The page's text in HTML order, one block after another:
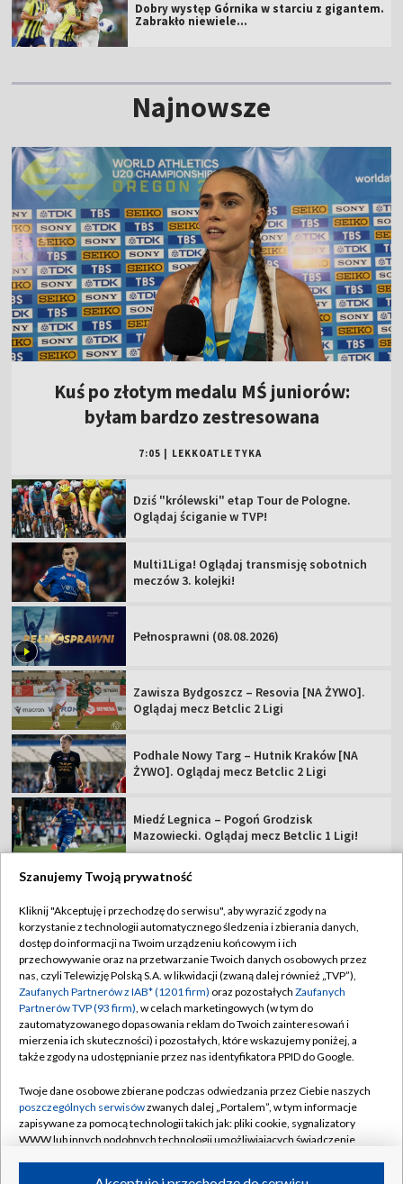
Dobry występ Górnika w starciu z gigantem.
Zabrakło niewiele...
Najnowsze
Kuś po złotym medalu MŚ juniorów:
byłam bardzo zestresowana
7:05 | LEKKOATLETYKA
Dziś "królewski" etap Tour de Pologne.
Oglądaj ściganie w TVP!
Multi1Liga! Oglądaj transmisję sobotnich
meczów 3. kolejki!
Pełnosprawni (08.08.2026)
Zawisza Bydgoszcz – Resovia [NA ŻYWO].
Oglądaj mecz Betclic 2 Ligi
Podhale Nowy Targ – Hutnik Kraków [NA
ŻYWO]. Oglądaj mecz Betclic 2 Ligi
Miedź Legnica – Pogoń Grodzisk
Mazowiecki. Oglądaj mecz Betclic 1 Ligi!
TVP
Abonament TVP
Sklep TVP
Biuro Reklamy
Oferta Handlowa
Emisja w TVP
Rada Programowa
Ogłoszenia przetargowe
Regulamin TVP
Polityka prywatności
Moje zgody
Biuro reklamy
Kanały
©2026 Telewizja Polska Spółka Akcyjna w likwidacji
Szanujemy Twoją prywatność
Kliknij "Akceptuję i przechodzę do serwisu", aby wyrazić zgody na
korzystanie z technologii automatycznego śledzenia i zbierania danych,
dostęp do informacji na Twoim urządzeniu końcowym i ich
przechowywanie oraz na przetwarzanie Twoich danych osobowych przez
nas, czyli Telewizję Polską S.A. w likwidacji (zwaną dalej również „TVP”),
Zaufanych Partnerów z IAB* (1201 firm) oraz pozostałych Zaufanych
Partnerów TVP (93 firm), w celach marketingowych (w tym do
zautomatyzowanego dopasowania reklam do Twoich zainteresowań i
mierzenia ich skuteczności) i pozostałych, które wskazujemy poniżej, a
także zgody na udostępnianie przez nas identyfikatora PPID do Google.
Twoje dane osobowe zbierane podczas odwiedzania przez Ciebie naszych
poszczególnych serwisówzwanych dalej „Portalem”, w tym informacje
zapisywane za pomocą technologii takich jak: pliki cookie, sygnalizatory
WWW lub innych podobnych technologii umożliwiających świadczenie